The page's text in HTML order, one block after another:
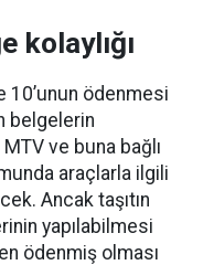
kolaylığı
10’unun ödenmesi
belgelerin
ve buna bağlı
araçlarla ilgili
Ancak taşıtın
yapılabilmesi
ödenmiş olması